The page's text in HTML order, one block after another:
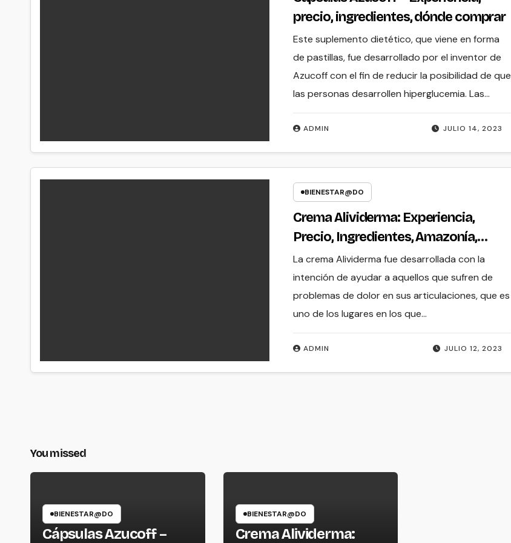
precio, ingredientes, dónde comprar
JULIO 14, 2023
ADMIN
Este suplemento dietético, que viene en forma
de pastillas, fue desarrollado por el inventor de
Azucoff con el fin de reducir la posibilidad de que
las personas desarrollen hiperglucemia. Las…
BIENESTAR@DO
Crema Alividerma: Experiencia,
Precio, Ingredientes, Amazonía,
República Dominicana
JULIO 12, 2023
ADMIN
La crema Alividerma fue desarrollada con la
intención de ayudar a aquellos que sufren de
problemas de dolor en sus articulaciones, que es
uno de los lugares en los que…
You missed
BIENESTAR@DO
Cápsulas Azucoff –
BIENESTAR@DO
Crema Alividerma: